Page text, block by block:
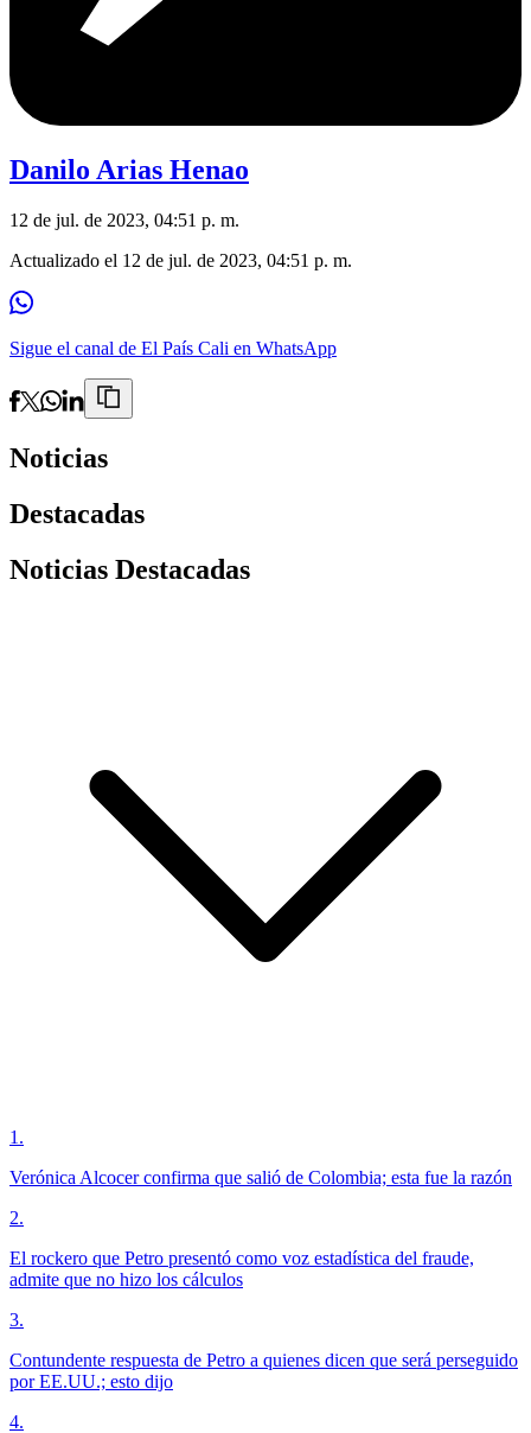
Danilo Arias Henao
12 de jul. de 2023, 04:51 p. m.
Actualizado el 12 de jul. de 2023, 04:51 p. m.
Sigue el canal de El País Cali en WhatsApp
Noticias
Destacadas
Noticias Destacadas
1 .
Verónica Alcocer confirma que salió de Colombia; esta fue la razón
2.
El rockero que Petro presentó como voz estadística del fraude,
admite que no hizo los cálculos
3.
Contundente respuesta de Petro a quienes dicen que será perseguido
por EE.UU.; esto dijo
4.